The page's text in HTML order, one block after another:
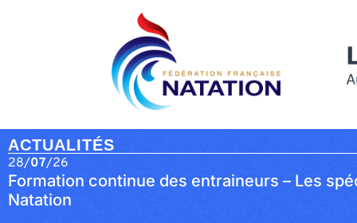
ACTUALITÉS
28/07/26
Formation continue des entraineurs – Les
Natation